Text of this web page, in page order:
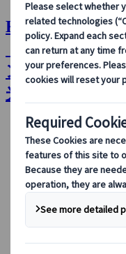
Kuoni Tumlare
（Kuoni
ン・ツーリズ
光促進へ
会社情報
会社情報
当社について、当
リティ、革新、最